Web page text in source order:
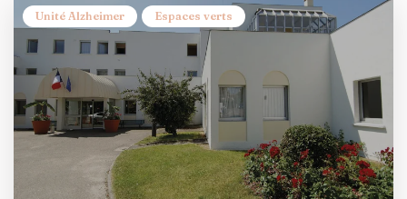
Unité Alzheimer Espaces verts